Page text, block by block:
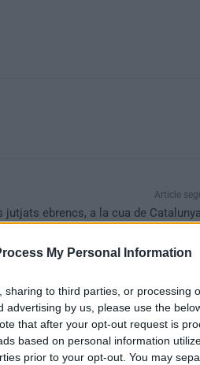
My Personal Information
sharing to third parties, or processing
advertising by us, please use the
that after your opt-out request is
based on personal information
prior to your opt-out. You may
Article
jutjats ebrencs, a la cua de